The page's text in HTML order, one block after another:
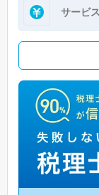
サービ